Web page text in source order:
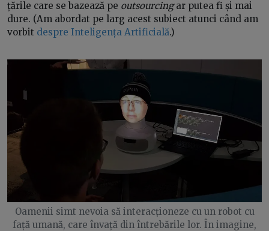
țările care se bazează pe outsourcingar putea fi și mai
dure. (Am abordat pe larg acest subiect atunci când am
vorbit despre Inteligența Artificială.)
Oamenii simt nevoia să interacționeze cu un robot cu
față umană, care învață din întrebările lor. În imagine,